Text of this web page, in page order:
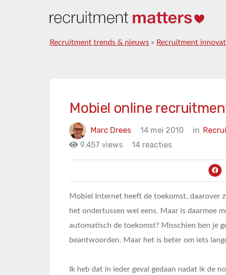
Recruitment trends & nieuws » Recruitment
Mobiel online
Marc Drees 14 mei 2010 in
9.457 views
14 reacties
Mobiel Internet heeft de toekomst, daarover
het ondertussen wel eens. Maar is daarmee
automatisch de toekomst? Misschien ben je
beantwoorden. Maar het is beter om iets
Ik heb dat in ieder geval gedaan nadat ik de